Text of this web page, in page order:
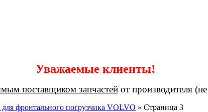
Уважаемые клиенты!
поставщиком запчастейот производителя
для фронтального погрузчика VOLVO » Страница 3